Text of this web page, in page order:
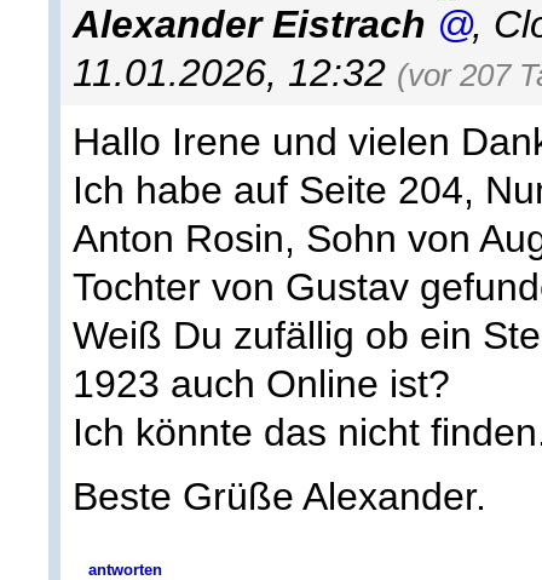
Alexander Eistrach ,
11.01.2026, 12:32 (vor 207
Hallo Irene und vielen
Ich habe auf Seite 204,
Anton Rosin, Sohn von
Tochter von Gustav
Weiß Du zufällig ob ein
1923 auch Online ist?
Ich könnte das nicht
Beste Grüße Alexander.
antworten